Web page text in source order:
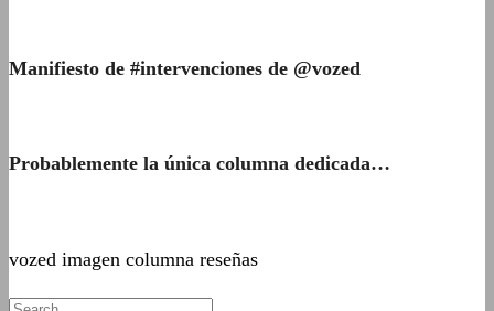
Manifiesto de #intervenciones de @vozed
Probablemente la única columna dedicada…
vozed imagen columna reseñas